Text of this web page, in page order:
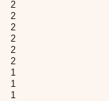
2
2
2
2
2
2
1
1
1